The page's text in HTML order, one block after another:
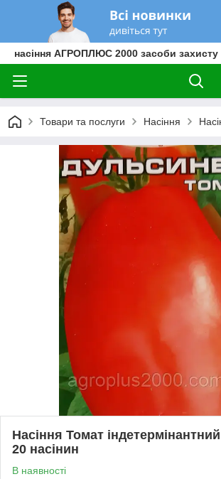
насіння АГРОПЛЮС 2000 засоби
Товари та послуги Насіння
Насіння Томат
20 насінин
В наявності